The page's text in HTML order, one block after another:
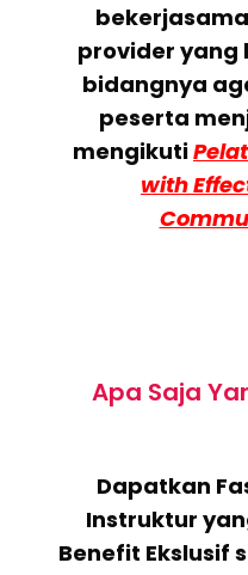
provider yang
bidangnya
peserta
mengikuti
with
Apa Saja
Dapatkan
Instruktur
Benefit Ekslusif